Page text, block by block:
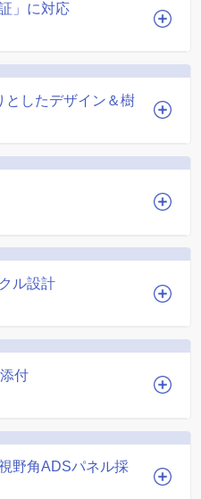
」に対応
としたデザイン＆樹
ル設計
付
野角ADSパネル採